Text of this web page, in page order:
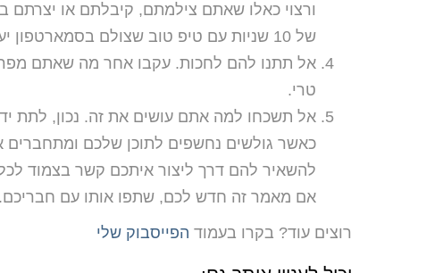
ורצוי כאלו שאתם צילמתם, קיבלתם או יצרתם
של 10 שניות עם טיפ טוב שצולם בסמארטפון יעשה את העבודה טוב שבעתיים מתמונה או טקסט בלבד.
אל תתנו להם לחכות. עקבו אחר מה שאתם
טרי.
אל תשכחו למה אתם עושים את זה. נכון, לתת
כאשר גולשים נחשפים לתוכן שלכם ומתחברים
להשאיר להם דרך ליצור איתכם קשר בצמוד
אם מאמר זה חדש לכם, שתפו אותו עם חבריכם.
רוצים עוד? בקרו בעמוד הפייסבוק שלי